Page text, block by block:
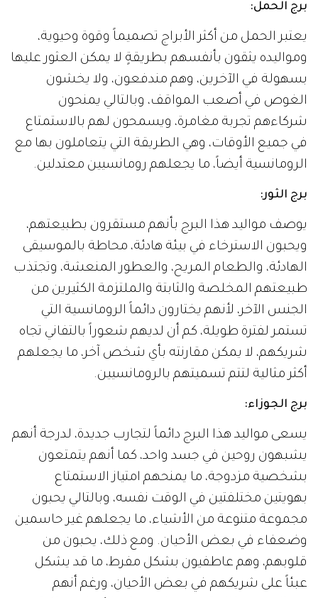
برج الحمل:
يعتبر الحمل من أكثر الأبراج تصميماً وقوة وحيوية،
ومواليده يثقون بأنفسهم بطريقةٍ لا يمكن العثور عليها
بسهولة في الآخرين، وهم مندفعون، ولا يخشون
الغوص في أصعب المواقف، وبالتالي يمنحون
شركاءهم تجربة مغامرة، ويسمحون لهم بالاستمتاع
في جميع الأوقات، وهي الطريقة التي يتعاملون بها مع
الرومانسية أيضاً، ما يجعلهم رومانسيين معتدلين.
برج الثور:
يوصف مواليد هذا البرج بأنهم مستقرون بطبيعتهم،
ويحبون الاسترخاء في بيئة هادئة، محاطة بالموسيقى
الهادئة، والطعام المريح، والعطور المنعشة، وتجتذب
طبيعتهم المخلصة والثابتة والملتزمة الكثيرين من
الجنس الآخر، لأنهم يختارون دائماً الرومانسية التي
تستمر لفترة طويلة، كم أن لديهم شعوراً بالتفاني تجاه
شريكهم، لا يمكن مقارنته بأي شخص آخر، ما يجعلهم
أكثر مثالية لتتم تسميتهم بالرومانسيين.
برج الجوزاء:
يسعى مواليد هذا البرج دائماً لتجارب جديدة، لدرجة أنهم
يشبهون روحين في جسد واحد، كما أنهم يتمتعون
بشخصية مزدوجة، ما يمنحهم امتياز الاستمتاع
بهويتين مختلفتين في الوقت نفسه، وبالتالي يحبون
مجموعة متنوعة من الأشياء، ما يجعلهم غير حاسمين
وضعفاء في بعض الأحيان. ومع ذلك، يحبون من
قلوبهم، وهم عاطفيون بشكل مفرط، ما قد يشكل
عبئاً على شريكهم في بعض الأحيان، ورغم أنهم